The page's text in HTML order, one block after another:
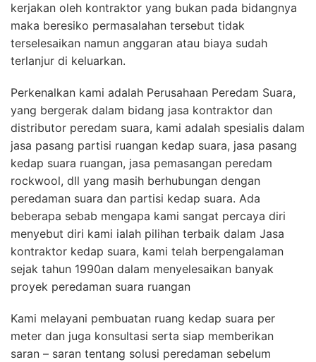
kerjakan oleh kontraktor yang bukan pada bidangnya
maka beresiko permasalahan tersebut tidak
terselesaikan namun anggaran atau biaya sudah
terlanjur di keluarkan.
Perkenalkan kami adalah Perusahaan Peredam Suara,
yang bergerak dalam bidang jasa kontraktor dan
distributor peredam suara, kami adalah spesialis dalam
jasa pasang partisi ruangan kedap suara, jasa pasang
kedap suara ruangan, jasa pemasangan peredam
rockwool, dll yang masih berhubungan dengan
peredaman suara dan partisi kedap suara. Ada
beberapa sebab mengapa kami sangat percaya diri
menyebut diri kami ialah pilihan terbaik dalam Jasa
kontraktor kedap suara, kami telah berpengalaman
sejak tahun 1990an dalam menyelesaikan banyak
proyek peredaman suara ruangan
Kami melayani pembuatan ruang kedap suara per
meter dan juga konsultasi serta siap memberikan
saran – saran tentang solusi peredaman sebelum